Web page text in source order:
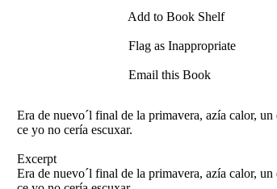
Add to Book Shelf
Flag as Inappropriate
Email this Book
Era de nuevo´l final de la primavera, azía calor,
ce yo no cería escuxar.
Excerpt
Era de nuevo´l final de la primavera, azía calor,